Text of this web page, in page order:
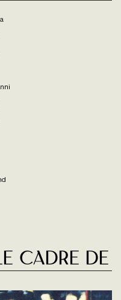
cadre de